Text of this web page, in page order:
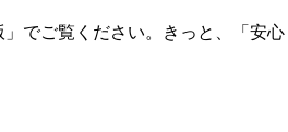
でご覧ください。きっと、「安